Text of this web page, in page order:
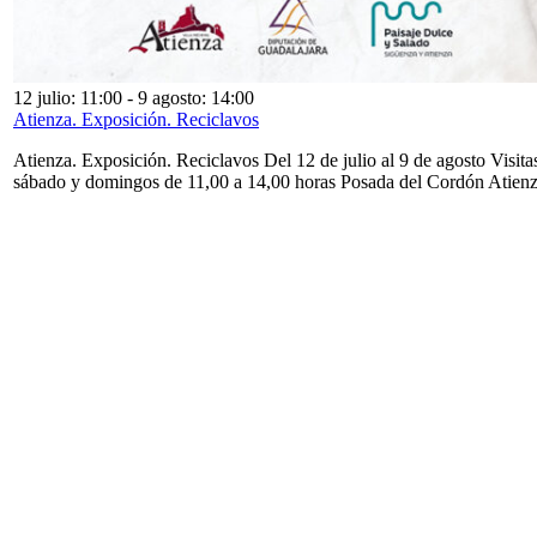
12 julio: 11:00 - 9 agosto: 14:00
Atienza. Exposición. Reciclavos
Atienza. Exposición. Reciclavos Del 12 de julio al 9 de agosto
sábado y domingos de 11,00 a 14,00 horas Posada del Cordón